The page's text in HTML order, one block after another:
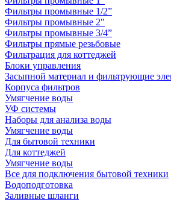
Фильтры промывные 1/2”
Фильтры промывные 2"
Фильтры промывные 3/4”
Фильтры прямые резьбовые
Фильтрация для коттеджей
Блоки управления
Засыпной материал и фильтрующие
Корпуса фильтров
Умягчение воды
УФ системы
Наборы для анализа воды
Умягчение воды
Для бытовой техники
Для коттеджей
Умягчение воды
Все для подключения бытовой техники
Водоподготовка
Заливные шланги